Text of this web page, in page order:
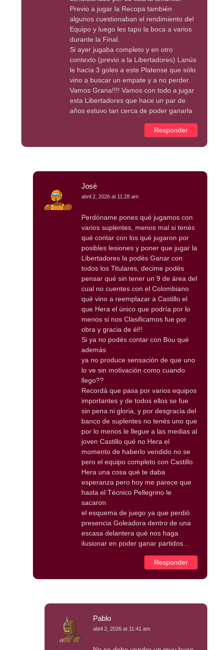
Previo a jugar la Recopa también
algunos cuestionaban el rendimiento del
Equipo y luego les tapo la boca a varios
durante la Final.
Si ayer jugaba completo y en otro
contexto (previo a la Libertadores) Lanús
le hacía 3 goles a este Platense que sólo
vino a buscar un empate y a no perder.
Vamos Grana!!!! Vamos con todo a jugar
esta Libertadores que hace un par de
años estuvo tan cerca de poder ganarla
Responder
José
abril 2, 2026 at 11:28 am
Perdóname pones qué jugamos con
varios suplentes, menos mal si tenés
qué contar con los qué jugaron por
posibles lesiones y poner que jugar la
Libertadores la podés Ganar con
todos los Titulares, decime podés
pensar qué sin tener un 9 de área del
cual no cuentes con el Colombiano
qué vino a reemplazar a Castillo el
que Hera el único que podría por lo
menos si nos Clasificamos fue por
obra y gracia de él!!
Si ya no podés contar con Bou qué
además
ya no produce sensación de que uno
lo ve sin motivación como cuando
llego??
Recordá que pasa por varios equipos
importantes y de todos ellos se fue
sin pena ni gloria, y por desgracia del
banco de suplentes no tenés uno que
por lo menos le llegue a las medias al
joven Castillo qué no Hera el
momento de haberlo vendido no se
pero el equipo completo con Castillo
Hera una cosa qué te daba
esperanza pero hoy me parece que
hasta el Técnico Pellegrino le
sacaron
el esquema de juego ya que perdió
presencia Goleadora dentro de una
escasa delantera qué nos haga
ilusionar en poder ganar partidos…
Responder
Pablo
abril 2, 2026 at 11:41 am